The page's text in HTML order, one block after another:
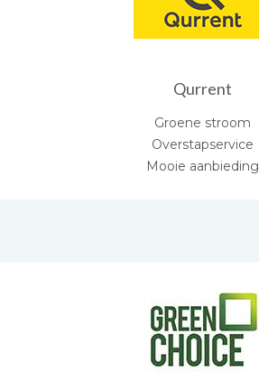
Qurrent
Groene stroom
Overstapservice
Mooie aanbieding